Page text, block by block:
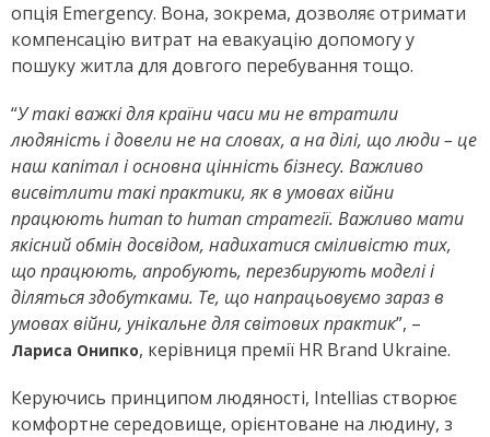
опція Emergency. Вона, зокрема, дозволяє отримати
компенсацію витрат на евакуацію допомогу у
пошуку житла для довгого перебування тощо.
“У такі важкі для країни часи ми не втратили
людяність і довели не на словах, а на ділі, що люди – це
наш капітал і основна цінність бізнесу. Важливо
висвітлити такі практики, як в умовах війни
працюють human to human стратегії. Важливо мати
якісний обмін досвідом, надихатися сміливістю тих,
що працюють, апробують, перезбирують моделі і
діляться здобутками. Те, що напрацьовуємо зараз в
умовах війни, унікальне для світових практик”, –
Лариса Онипко, керівниця премії HR Brand Ukraine.
Керуючись принципом людяності, Intellias створює
комфортне середовище, орієнтоване на людину, з